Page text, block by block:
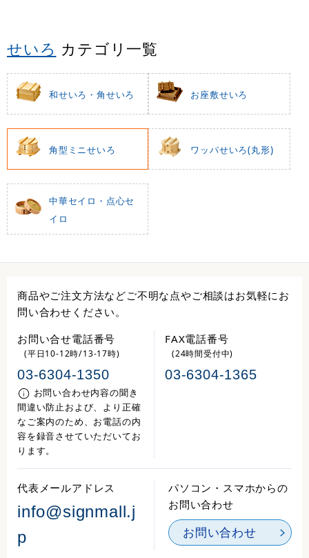
せいろ カテゴリ一覧
和せいろ・角せいろ お座敷せいろ
角型ミニせいろ ワッパせいろ(丸形)
中華セイロ・点心セ
イロ
商品やご注文方法などご不明な点やご相談はお気軽にお
問い合わせください。
お問い合せ電話番号
(平日10-12時/13-17時)
03-6304-1350
お問い合わせ内容の聞き
間違い防止および、より正確
なご案内のため、お電話の内
容を録音させていただいてお
ります。
FAX電話番号
(24時間受付中)
03-6304-1365
代表メールアドレス
info@signmall.j
p
パソコン・スマホからの
お問い合わせ
お問い合わせ